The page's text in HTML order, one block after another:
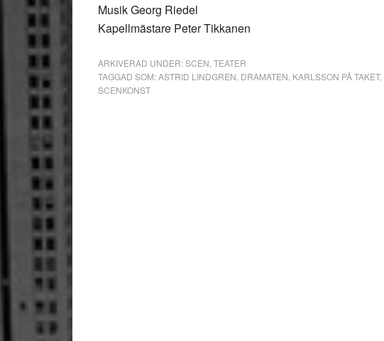
Musik Georg Riedel
Kapellmästare Peter Tikkanen
ARKIVERAD UNDER:SCEN TEATER
TAGGAD SOM:ASTRID LINDGREN DRAMATEN KARLSSON PÅ TAKET,
SCENKONST